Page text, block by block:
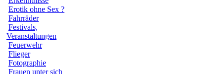
Erotik ohne Sex ?
Fahrräder
Festivals,
Veranstaltungen
Feuerwehr
Flieger
Fotographie
Frauen unter sich